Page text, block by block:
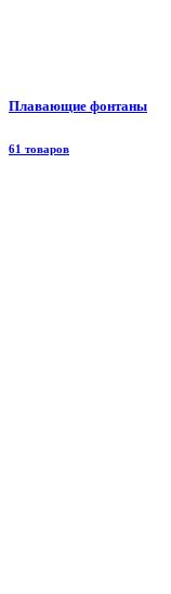
Плавающие фонтаны
61 товаров